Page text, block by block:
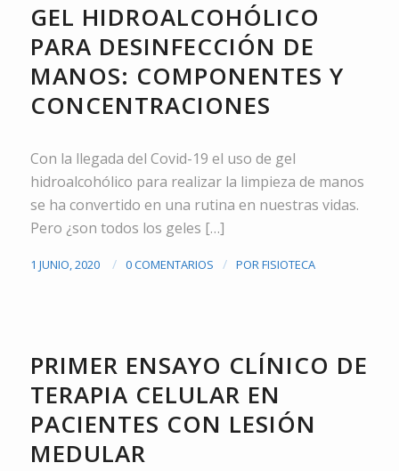
GEL HIDROALCOHÓLICO
PARA DESINFECCIÓN DE
MANOS: COMPONENTES Y
CONCENTRACIONES
Con la llegada del Covid-19 el uso de gel
hidroalcohólico para realizar la limpieza de manos
se ha convertido en una rutina en nuestras vidas.
Pero ¿son todos los geles […]
1 JUNIO, 2020 / 0 COMENTARIOS / PORFISIOTECA
PRIMER ENSAYO CLÍNICO DE
TERAPIA CELULAR EN
PACIENTES CON LESIÓN
MEDULAR